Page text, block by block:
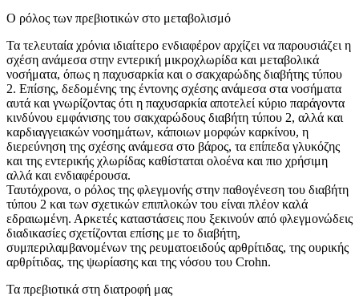
Ο ρόλος των πρεβιοτικών στο μεταβολισμό
Τα τελευταία χρόνια ιδιαίτερο ενδιαφέρον αρχίζει να παρουσιάζει η
σχέση ανάμεσα στην εντερική μικροχλωρίδα και μεταβολικά
νοσήματα, όπως η παχυσαρκία και ο σακχαρώδης διαβήτης τύπου
2. Επίσης, δεδομένης της έντονης σχέσης ανάμεσα στα νοσήματα
αυτά και γνωρίζοντας ότι η παχυσαρκία αποτελεί κύριο παράγοντα
κινδύνου εμφάνισης του σακχαρώδους διαβήτη τύπου 2, αλλά και
καρδιαγγειακών νοσημάτων, κάποιων μορφών καρκίνου, η
διερεύνηση της σχέσης ανάμεσα στο βάρος, τα επίπεδα γλυκόζης
και της εντερικής χλωρίδας καθίσταται ολοένα και πιο χρήσιμη
αλλά και ενδιαφέρουσα.
Ταυτόχρονα, ο ρόλος της φλεγμονής στην παθογένεση του διαβήτη
τύπου 2 και των σχετικών επιπλοκών του είναι πλέον καλά
εδραιωμένη. Αρκετές καταστάσεις που ξεκινούν από φλεγμονώδεις
διαδικασίες σχετίζονται επίσης με το διαβήτη,
συμπεριλαμβανομένων της ρευματοειδούς αρθρίτιδας, της ουρικής
αρθρίτιδας, της ψωρίασης και της νόσου του Crohn.
Τα πρεβιοτικά στη διατροφή μας